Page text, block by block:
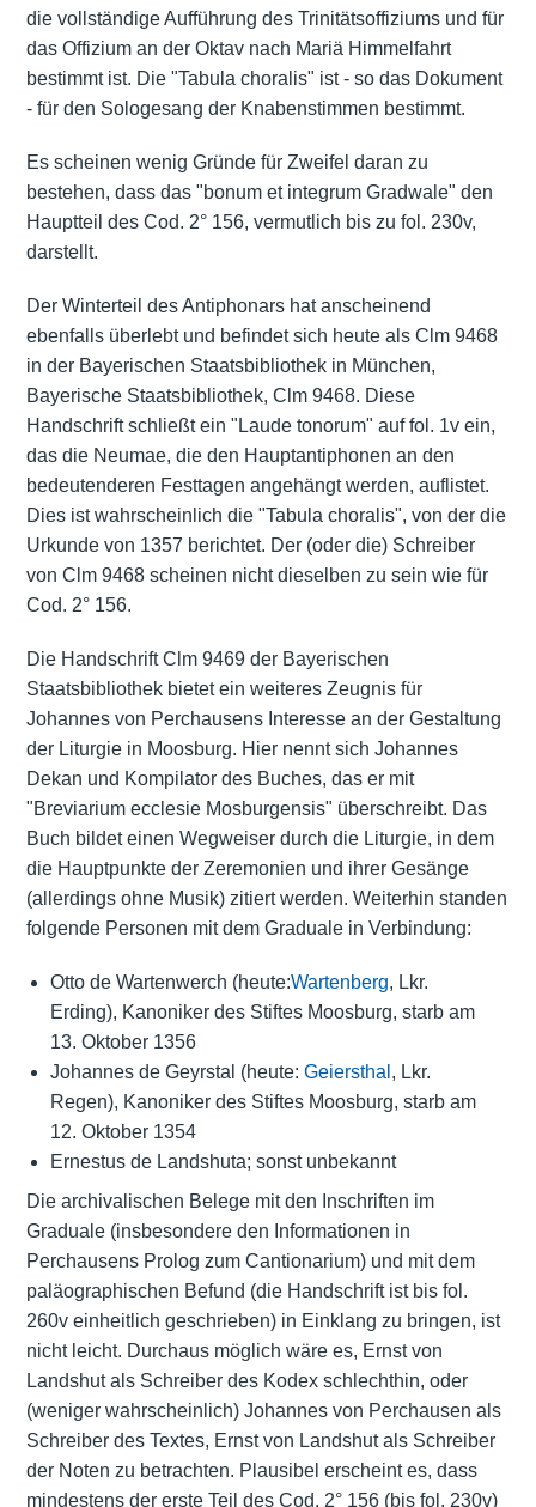
die vollständige Aufführung des Trinitätsoffiziums und für
das Offizium an der Oktav nach Mariä Himmelfahrt
bestimmt ist. Die "Tabula choralis" ist - so das Dokument
- für den Sologesang der Knabenstimmen bestimmt.
Es scheinen wenig Gründe für Zweifel daran zu
bestehen, dass das "bonum et integrum Gradwale" den
Hauptteil des Cod. 2° 156, vermutlich bis zu fol. 230v,
darstellt.
Der Winterteil des Antiphonars hat anscheinend
ebenfalls überlebt und befindet sich heute als Clm 9468
in der Bayerischen Staatsbibliothek in München,
Bayerische Staatsbibliothek, Clm 9468. Diese
Handschrift schließt ein "Laude tonorum" auf fol. 1v ein,
das die Neumae, die den Hauptantiphonen an den
bedeutenderen Festtagen angehängt werden, auflistet.
Dies ist wahrscheinlich die "Tabula choralis", von der die
Urkunde von 1357 berichtet. Der (oder die) Schreiber
von Clm 9468 scheinen nicht dieselben zu sein wie für
Cod. 2° 156.
Die Handschrift Clm 9469 der Bayerischen
Staatsbibliothek bietet ein weiteres Zeugnis für
Johannes von Perchausens Interesse an der Gestaltung
der Liturgie in Moosburg. Hier nennt sich Johannes
Dekan und Kompilator des Buches, das er mit
"Breviarium ecclesie Mosburgensis" überschreibt. Das
Buch bildet einen Wegweiser durch die Liturgie, in dem
die Hauptpunkte der Zeremonien und ihrer Gesänge
(allerdings ohne Musik) zitiert werden. Weiterhin standen
folgende Personen mit dem Graduale in Verbindung:
Otto de Wartenwerch (heute:Wartenberg, Lkr.
Erding), Kanoniker des Stiftes Moosburg, starb am
13. Oktober 1356
Johannes de Geyrstal (heute: Geiersthal , Lkr.
Regen), Kanoniker des Stiftes Moosburg, starb am
12. Oktober 1354
Ernestus de Landshuta; sonst unbekannt
Die archivalischen Belege mit den Inschriften im
Graduale (insbesondere den Informationen in
Perchausens Prolog zum Cantionarium) und mit dem
paläographischen Befund (die Handschrift ist bis fol.
260v einheitlich geschrieben) in Einklang zu bringen, ist
nicht leicht. Durchaus möglich wäre es, Ernst von
Landshut als Schreiber des Kodex schlechthin, oder
(weniger wahrscheinlich) Johannes von Perchausen als
Schreiber des Textes, Ernst von Landshut als Schreiber
der Noten zu betrachten. Plausibel erscheint es, dass
mindestens der erste Teil des Cod. 2° 156 (bis fol. 230v)